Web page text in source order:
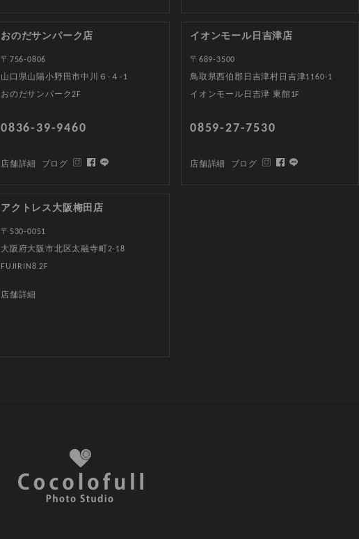
おのだサンパーク店
〒756-0806
山口県山陽小野田市中川６-４-1
おのだサンパーク2F
0836-39-9460
店舗詳細 ブログ
イオンモール日吉津店
〒689-3500
鳥取県西伯郡日吉津村日吉津1160-1
イオンモール日吉津 東館1F
0859-27-7530
店舗詳細 ブログ
アクトレス大阪梅田店
〒530-0051
大阪府大阪市北区太融寺町2-18
FUJIRIN8 2F
店舗詳細